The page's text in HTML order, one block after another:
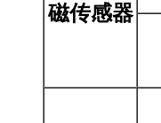
磁传感器